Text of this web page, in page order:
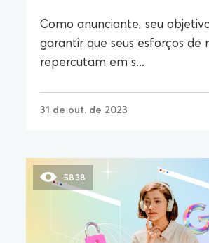
Como anunciante, seu
garantir que seus esforços de
repercutam em s...
31 de out. de 2023
5838